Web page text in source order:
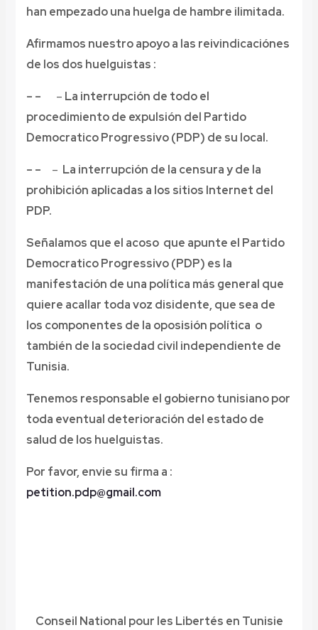
han empezado una huelga de hambre ilimitada.
Afirmamos nuestro apoyo a las reivindicaciónes
de los dos huelguistas :
– – – La interrupción de todo el
procedimiento de expulsión del Partido
Democratico Progressivo (PDP) de su local.
– – – La interrupción de la censura y de la
prohibición aplicadas a los sitios Internet del
PDP.
Señalamos que el acoso que apunte el Partido
Democratico Progressivo (PDP) es la
manifestación de una política más general que
quiere acallar toda voz disidente, que sea de
los componentes de la oposisión política o
también de la sociedad civil independiente de
Tunisia.
Tenemos responsable el gobierno tunisiano por
toda eventual deterioración del estado de
salud de los huelguistas.
Por favor, envie su firma a :
petition.pdp@gmail.com
Conseil National pour les Libertés en Tunisie